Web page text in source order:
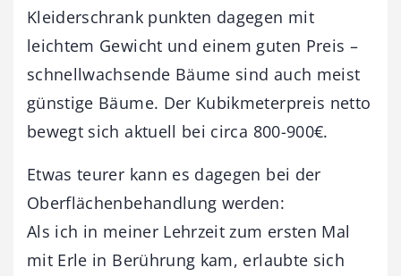
Kleiderschrank punkten dagegen mit
leichtem Gewicht und einem guten Preis –
schnellwachsende Bäume sind auch meist
günstige Bäume. Der Kubikmeterpreis netto
bewegt sich aktuell bei circa 800-900€.
Etwas teurer kann es dagegen bei der
Oberflächenbehandlung werden:
Als ich in meiner Lehrzeit zum ersten Mal
mit Erle in Berührung kam, erlaubte sich